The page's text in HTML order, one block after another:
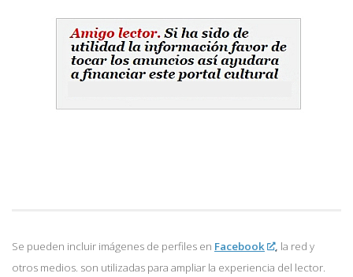
Se pueden incluir imágenes de perfiles en Facebook , la red y
otros medios. son utilizadas para ampliar la experiencia del lector.